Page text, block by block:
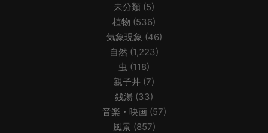
未分類 (5)
植物 (536)
気象現象 (46)
自然 (1,223)
虫 (118)
親子丼 (7)
銭湯 (33)
音楽・映画 (57)
風景(857)